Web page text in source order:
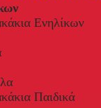
Ενηλίκων
Παιδικά